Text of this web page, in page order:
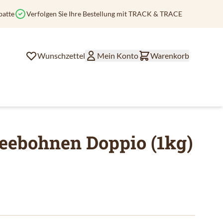
Verfolgen Sie Ihre Bestellung mit TRACK & TRACE
Wunschzettel Mein Konto Warenkorb
Doppio (1kg)